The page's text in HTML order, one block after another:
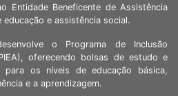
Entidade Beneficente de Assistência
educação e assistência social.
o Programa de Inclusão
oferecendo bolsas de estudo e
para os níveis de educação básica,
e a aprendizagem.